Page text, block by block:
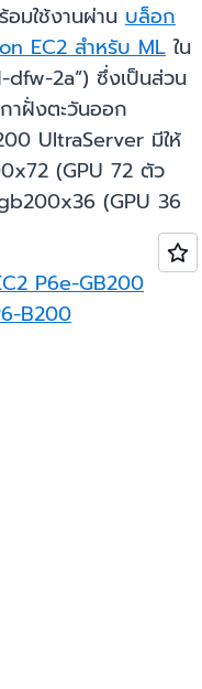
มใช้งานผ่าน บล็อก
EC2 สำหรับ ML ใน
2a”) ซึ่งเป็นส่วน
าฝั่งตะวันออก
UltraServer มีให้
(GPU 72 ตัว
(GPU 36
P6e-GB200
B200